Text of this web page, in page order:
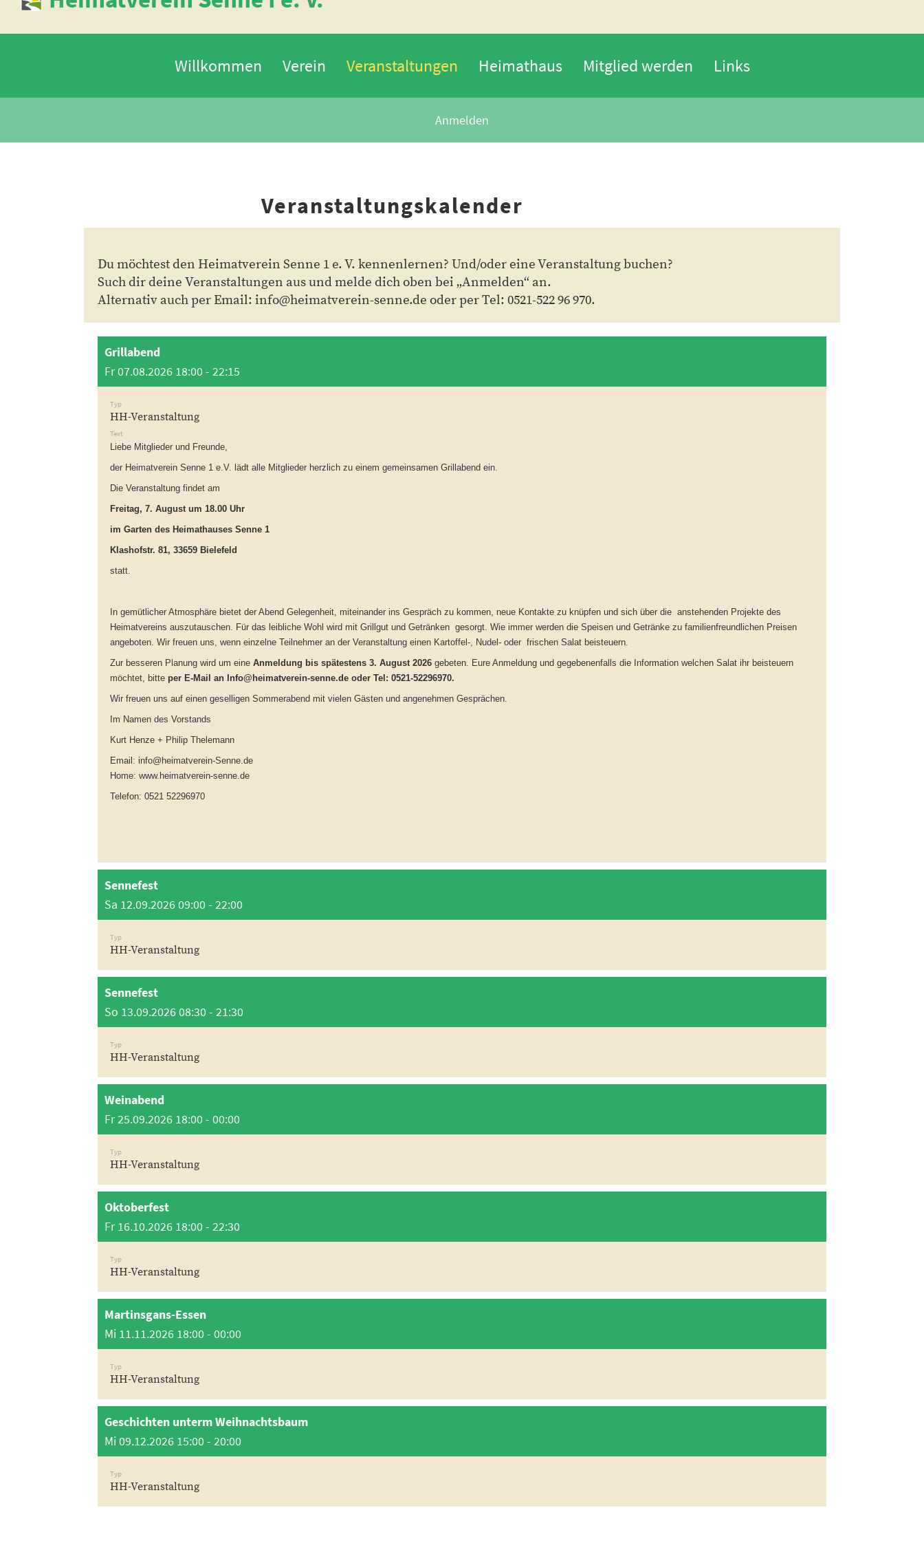
Willkommen Verein Veranstaltungen Heimathaus Mitglied werden Links
Anmelden
Veranstaltungskalender
Du möchtest den Heimatverein Senne 1 e. V. kennenlernen? Und/oder eine Veranstaltung buchen?
Such dir deine Veranstaltungen aus und melde dich oben bei „Anmelden“ an.
Alternativ auch per Email: info@heimatverein-senne.de oder per Tel: 0521-522 96 970.
Grillabend
Fr 07.08.2026 18:00 - 22:15
Typ
HH-Veranstaltung
Text
Liebe Mitglieder und Freunde,
der Heimatverein Senne 1 e.V. lädt alle Mitglieder herzlich zu einem gemeinsamen Grillabend ein.
Die Veranstaltung findet am
Freitag, 7. August um 18.00 Uhr
im Garten des Heimathauses Senne 1
Klashofstr. 81, 33659 Bielefeld
statt.
In gemütlicher Atmosphäre bietet der Abend Gelegenheit, miteinander ins Gespräch zu kommen, neue Kontakte zu knüpfen und sich über die anstehenden Projekte des
Heimatvereins auszutauschen. Für das leibliche Wohl wird mit Grillgut und Getränken gesorgt. Wie immer werden die Speisen und Getränke zu familienfreundlichen Preisen
angeboten. Wir freuen uns, wenn einzelne Teilnehmer an der Veranstaltung einen Kartoffel-, Nudel- oder frischen Salat beisteuern.
Zur besseren Planung wird um eine Anmeldung bis spätestens 3. August 2026 gebeten. Eure Anmeldung und gegebenenfalls die Information welchen Salat ihr beisteuern
möchtet, bitte per E-Mail an Info@heimatverein-senne.de oder Tel: 0521-52296970.
Wir freuen uns auf einen geselligen Sommerabend mit vielen Gästen und angenehmen Gesprächen.
Im Namen des Vorstands
Kurt Henze + Philip Thelemann
Email: info@heimatverein-Senne.de
Home: www.heimatverein-senne.de
Telefon: 0521 52296970
Sennefest
Sa 12.09.2026 09:00 - 22:00
Typ
HH-Veranstaltung
Sennefest
So 13.09.2026 08:30 - 21:30
Typ
HH-Veranstaltung
Weinabend
Fr 25.09.2026 18:00 - 00:00
Typ
HH-Veranstaltung
Oktoberfest
Fr 16.10.2026 18:00 - 22:30
Typ
HH-Veranstaltung
Martinsgans-Essen
Mi 11.11.2026 18:00 - 00:00
Typ
HH-Veranstaltung
Geschichten unterm Weihnachtsbaum
Mi 09.12.2026 15:00 - 20:00
Typ
HH-Veranstaltung